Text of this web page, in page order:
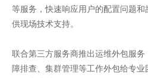
等服务，快速响应用户的配置问题
供现场技术支持。
联合第三方服务商推出运维外包服
障排查、集群管理等工作外包给专